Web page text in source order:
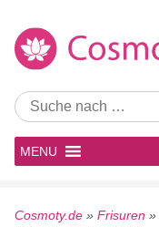
MENU
Cosmoty.de » Frisuren »